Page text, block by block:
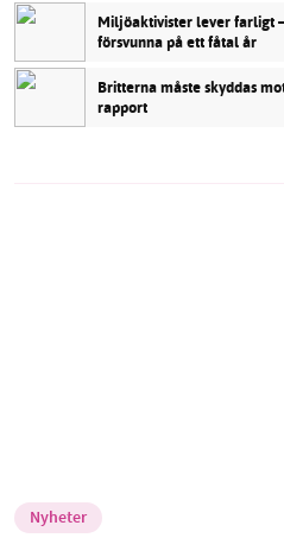
Miljöaktivister lever farligt
försvunna på ett fåtal år
Britterna måste skyddas
rapport
Nyheter